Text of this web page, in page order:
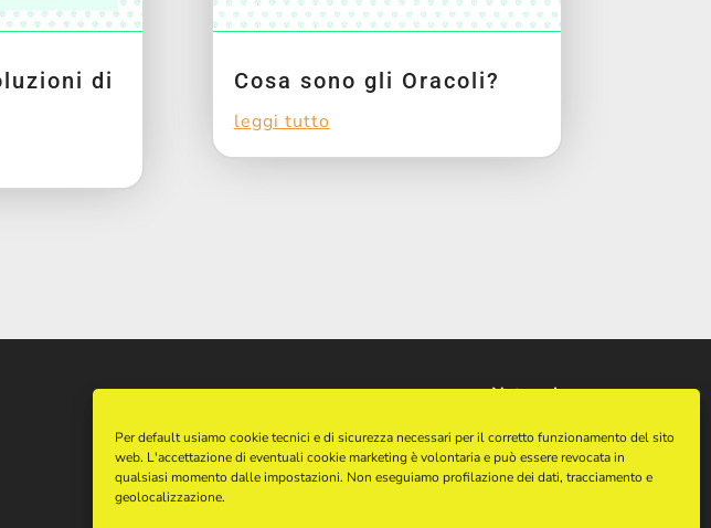
Per default usiamo cookie tecnici e di sicurezza necessari per il corretto funzionamento del sito
web. L'accettazione di eventuali cookie marketing è volontaria e può essere revocata in
qualsiasi momento dalle impostazioni. Non eseguiamo profilazione dei dati, tracciamento e
geolocalizzazione.
di
Cosa sono gli Oracoli?
leggi tutto
Network
harpaceas.it
reaiseup.website